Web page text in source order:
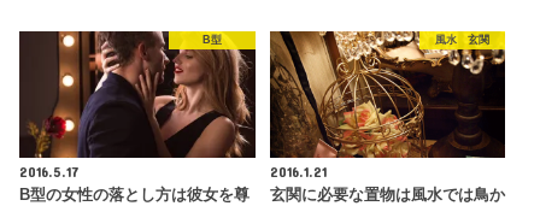
B型
2016.5.17
B型の女性の落とし方は彼女を尊
風水 玄関
2016.1.21
玄関に必要な置物は風水では鳥か